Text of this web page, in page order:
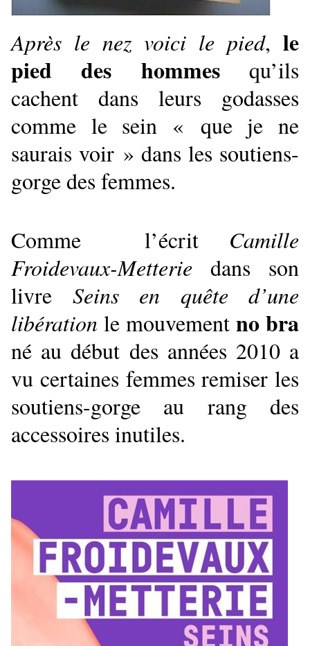
Après le nez voici le pied, le
pied des hommes qu’ils
cachent dans leurs godasses
comme le sein « que je ne
saurais voir » dans les soutiens-
gorge des femmes.
Comme l’écrit Camille
Froidevaux-Metterie dans son
livre Seins en quête d’une
libération le mouvement no bra
né au début des années 2010 a
vu certaines femmes remiser les
soutiens-gorge au rang des
accessoires inutiles.